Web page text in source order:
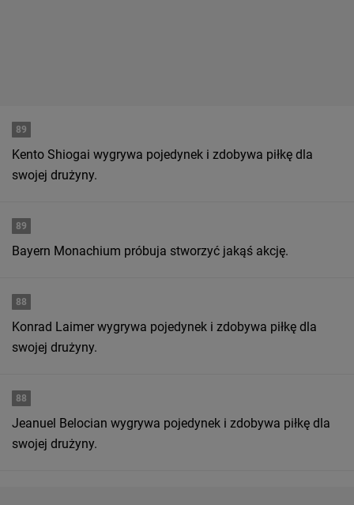
89
Kento Shiogai wygrywa pojedynek i zdobywa piłkę dla
swojej drużyny.
89
Bayern Monachium próbuja stworzyć jakąś akcję.
88
Konrad Laimer wygrywa pojedynek i zdobywa piłkę dla
swojej drużyny.
88
Jeanuel Belocian wygrywa pojedynek i zdobywa piłkę dla
swojej drużyny.